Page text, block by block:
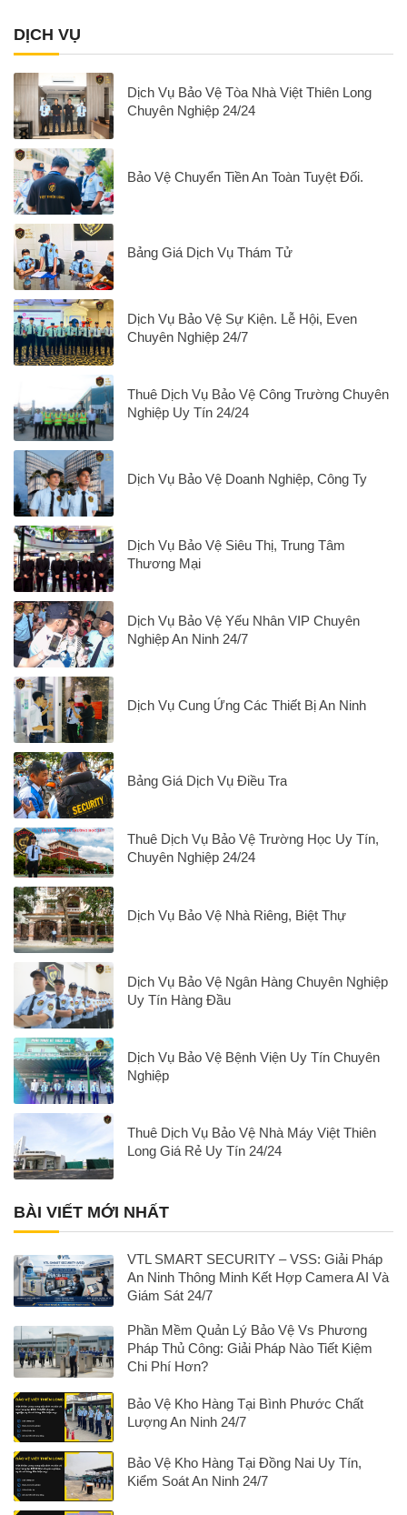
DỊCH VỤ
Dịch Vụ Bảo Vệ Tòa Nhà Việt Thiên Long
Chuyên Nghiệp 24/24
Bảo Vệ Chuyển Tiền An Toàn Tuyệt Đối.
Bảng Giá Dịch Vụ Thám Tử
Dịch Vụ Bảo Vệ Sự Kiện. Lễ Hội, Even
Chuyên Nghiệp 24/7
Thuê Dịch Vụ Bảo Vệ Công Trường Chuyên
Nghiệp Uy Tín 24/24
Dịch Vụ Bảo Vệ Doanh Nghiệp, Công Ty
Dịch Vụ Bảo Vệ Siêu Thị, Trung Tâm
Thương Mại
Dịch Vụ Bảo Vệ Yếu Nhân VIP Chuyên
Nghiệp An Ninh 24/7
Dịch Vụ Cung Ứng Các Thiết Bị An Ninh
Bảng Giá Dịch Vụ Điều Tra
Thuê Dịch Vụ Bảo Vệ Trường Học Uy Tín,
Chuyên Nghiệp 24/24
Dịch Vụ Bảo Vệ Nhà Riêng, Biệt Thự
Dịch Vụ Bảo Vệ Ngân Hàng Chuyên Nghiệp
Uy Tín Hàng Đầu
Dịch Vụ Bảo Vệ Bệnh Viện Uy Tín Chuyên
Nghiệp
Thuê Dịch Vụ Bảo Vệ Nhà Máy Việt Thiên
Long Giá Rẻ Uy Tín 24/24
BÀI VIẾT MỚI NHẤT
VTL SMART SECURITY – VSS: Giải Pháp
An Ninh Thông Minh Kết Hợp Camera AI Và
Giám Sát 24/7
Phần Mềm Quản Lý Bảo Vệ Vs Phương
Pháp Thủ Công: Giải Pháp Nào Tiết Kiệm
Chi Phí Hơn?
Bảo Vệ Kho Hàng Tại Bình Phước Chất
Lượng An Ninh 24/7
Bảo Vệ Kho Hàng Tại Đồng Nai Uy Tín,
Kiểm Soát An Ninh 24/7